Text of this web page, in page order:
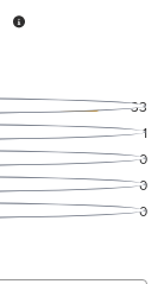
33
1
0
0
0